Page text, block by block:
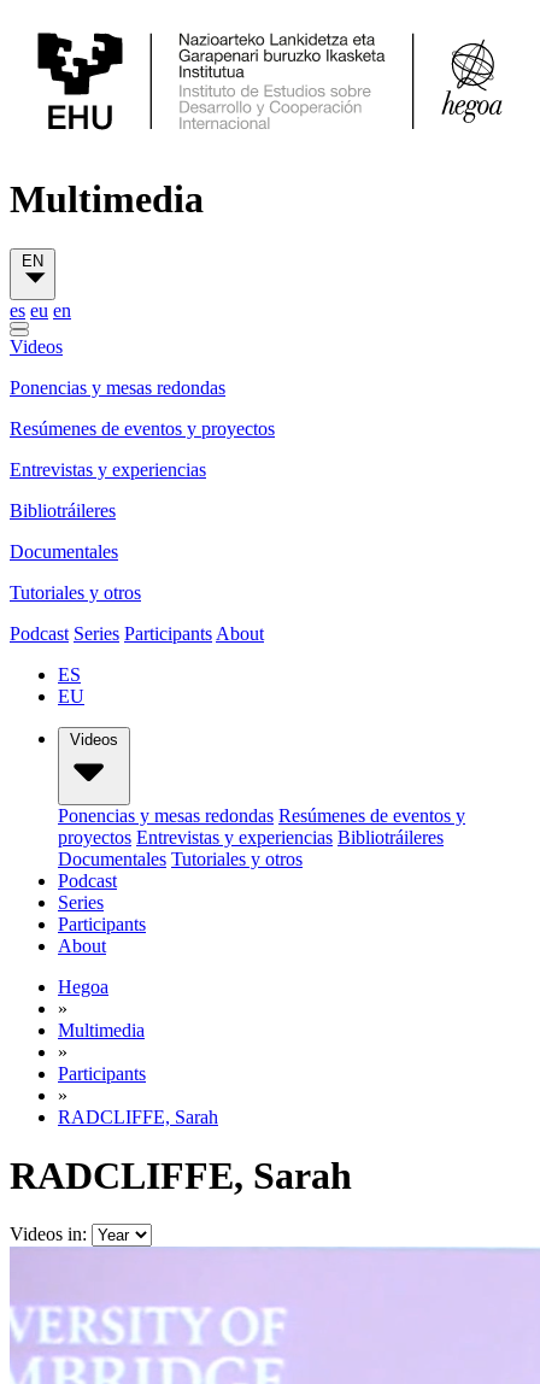
Multimedia
EN
es eu en
Videos
Ponencias y mesas redondas
Resúmenes de eventos y proyectos
Entrevistas y experiencias
Bibliotráileres
Documentales
Tutoriales y otros
Podcast Series Participants About
ES
EU
Videos
Ponencias y mesas redondas Resúmenes de eventos y
proyectos Entrevistas y experiencias Bibliotráileres
Documentales Tutoriales y otros
Podcast
Series
Participants
About
Hegoa
»
Multimedia
»
Participants
»
RADCLIFFE, Sarah
RADCLIFFE, Sarah
Videos in: